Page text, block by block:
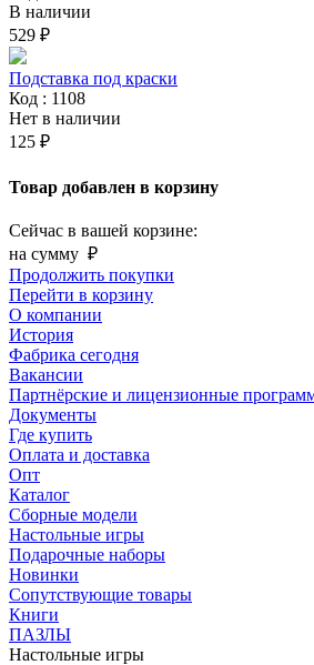
В наличии
529 ₽
Подставка под краски
Код : 1108
Нет в наличии
125 ₽
Товар добавлен в корзину
Сейчас в вашей корзине:
на сумму ₽
Продолжить покупки
Перейти в корзину
О компании
История
Фабрика сегодня
Вакансии
Партнёрские и лицензионные
Документы
Где купить
Оплата и доставка
Опт
Каталог
Сборные модели
Настольные игры
Подарочные наборы
Новинки
Сопутствующие товары
Книги
ПАЗЛЫ
Настольные игры